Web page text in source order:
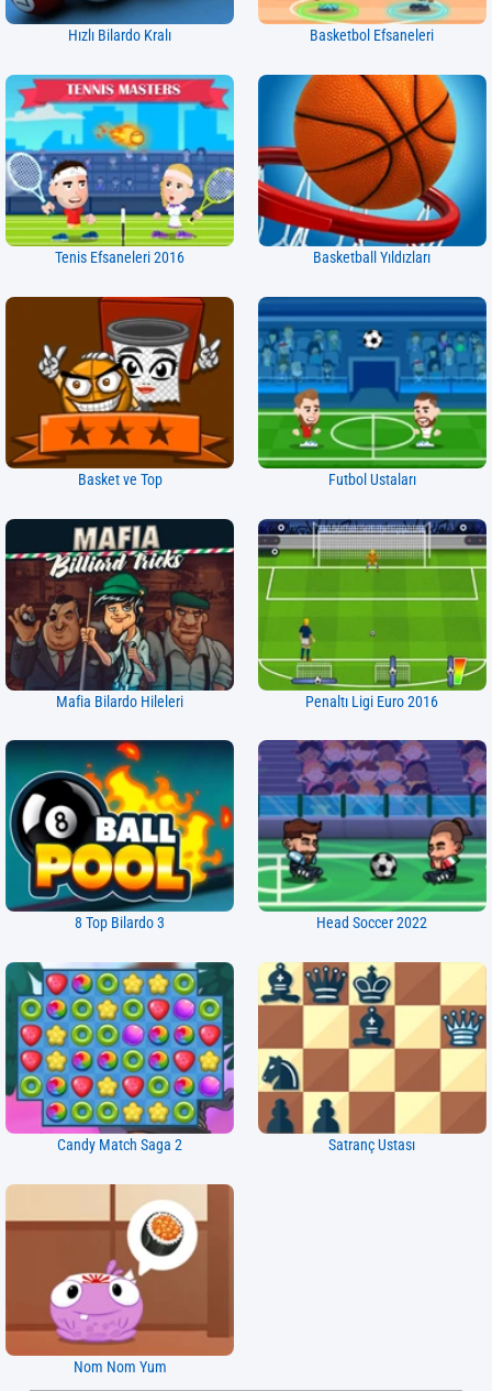
Hızlı Bilardo Kralı Basketbol Efsaneleri
Tenis Efsaneleri 2016 Basketball Yıldızları
Basket ve Top Futbol Ustaları
Mafia Bilardo Hileleri Penaltı Ligi Euro 2016
8 Top Bilardo 3 Head Soccer 2022
Candy Match Saga 2 Satranç Ustası
Nom Nom Yum